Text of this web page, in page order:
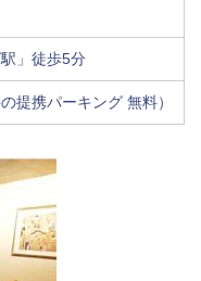
」徒歩5分
提携パーキング 無料）